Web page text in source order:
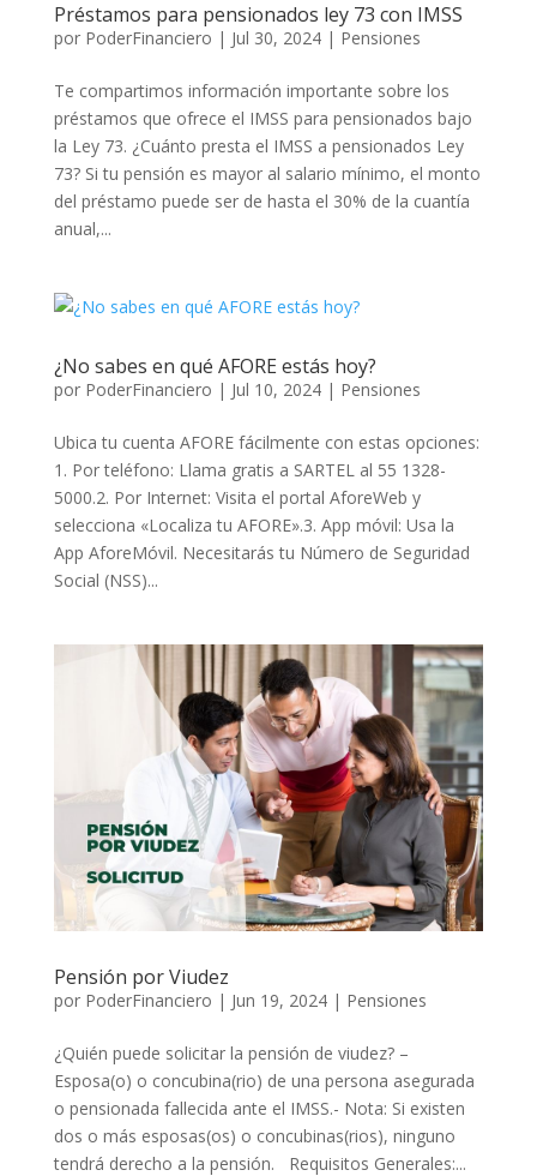
Préstamos para pensionados ley 73 con IMSS
por PoderFinanciero | Jul 30, 2024| Pensiones
Te compartimos información importante sobre los
préstamos que ofrece el IMSS para pensionados bajo
la Ley 73. ¿Cuánto presta el IMSS a pensionados Ley
73? Si tu pensión es mayor al salario mínimo, el monto
del préstamo puede ser de hasta el 30% de la cuantía
anual,...
¿No sabes en qué AFORE estás hoy?
por PoderFinanciero | Jul 10, 2024| Pensiones
Ubica tu cuenta AFORE fácilmente con estas opciones:
1. Por teléfono: Llama gratis a SARTEL al 55 1328-
5000.2. Por Internet: Visita el portal AforeWeb y
selecciona «Localiza tu AFORE».3. App móvil: Usa la
App AforeMóvil. Necesitarás tu Número de Seguridad
Social (NSS)...
Pensión por Viudez
por PoderFinanciero | Jun 19, 2024| Pensiones
¿Quién puede solicitar la pensión de viudez? –
Esposa(o) o concubina(rio) de una persona asegurada
o pensionada fallecida ante el IMSS.- Nota: Si existen
dos o más esposas(os) o concubinas(rios), ninguno
tendrá derecho a la pensión. Requisitos Generales:...